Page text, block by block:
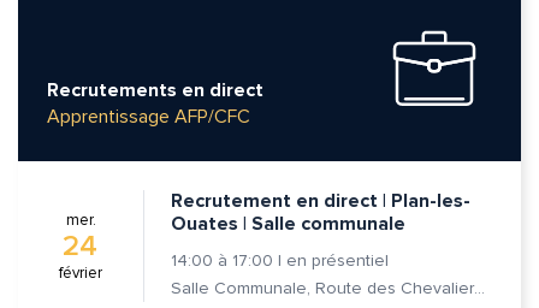
Recrutements en direct
Apprentissage AFP/CFC
mer.
24
février
Recrutement en direct | Plan-les-
Ouates | Salle communale
14:00 à 17:00 | en présentiel
Salle Communale, Route des Chevaliers-de-Malte 7, 1228 Plan-les-Ouates